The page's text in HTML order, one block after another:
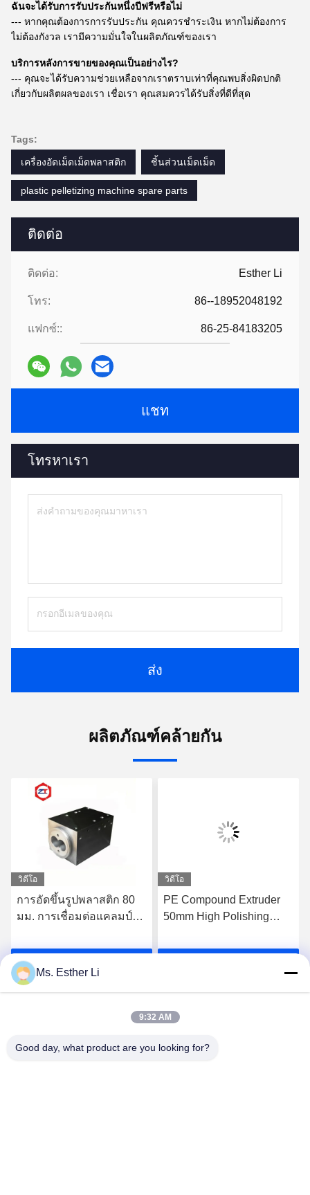
ติดต่อ
ติดต่อ: Esther Li
โทร: 86--18952048192
แฟกซ์:: 86-25-84183205
แชท
โทรหาเรา
ส่ง
ฉันจะได้รับการรับประกันหนึ่งปีฟรีหรือไม่
--- หากคุณต้องการการรับประกัน คุณควรชำระเงิน หากไม่ต้องการ
ไม่ต้องกังวล เรามีความมั่นใจในผลิตภัณฑ์ของเรา
บริการหลังการขายของคุณเป็นอย่างไร?
--- คุณจะได้รับความช่วยเหลือจากเราตราบเท่าที่คุณพบสิ่งผิดปกติ
เกี่ยวกับผลิตผลของเรา เชื่อเรา คุณสมควรได้รับสิ่งที่ดีที่สุด
Tags:
เครื่องอัดเม็ดเม็ดพลาสติก ชิ้นส่วนเม็ดเม็ด
plastic pelletizing machine spare parts
ผลิตภัณฑ์คล้ายกัน
วิดีโอ
การอัดขึ้นรูปพลาสติก 80
มม. การเชื่อมต่อแคลมป์
สำหรับ ZE Berstorff
Machine Material
38CrMoAla
รับราคาที่ดีที่สุด
วิดีโอ
PE Compound Extruder
50mm High Polishing
Side Feeder Barrel
Ms. Esther Li
9:32 AM
Good day, what product are you looking for?